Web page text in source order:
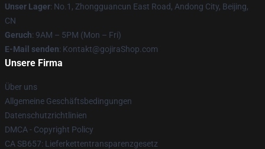
Unser Lager: No.1, Zhongguancun East Road, Andong City, Beijing,
CN
Geruch: 9AM – 5PM (Mon – Fri)
E-Mail senden: Kontakt@gojiraShop.com
Unsere Firma
Über uns
Allgemeine Geschäftsbedingungen
Datenschutzrichtlinien
DMCA - Copyright Policy
CA SB657: Lieferkettentransparenzgesetz